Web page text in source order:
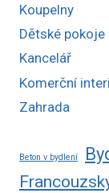
Koupelny
Dětské pokoje
Kancelář
Komerční
Zahrada
Beton v bydlení